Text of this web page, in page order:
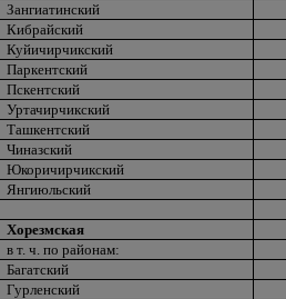
Зангиатинский
Кибрайский
Куйичирчикский
Паркентский
Пскентский
Уртачирчикский
Ташкентский
Чиназский
Юкоричирчикский
Янгиюльский
Хорезмская
в т. ч. по районам:
Багатский
Гурленский